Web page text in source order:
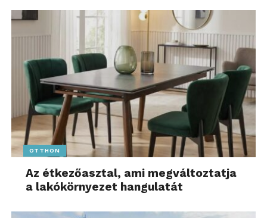
OTTHON
Az étkezőasztal, ami megváltoztatja
a lakókörnyezet hangulatát